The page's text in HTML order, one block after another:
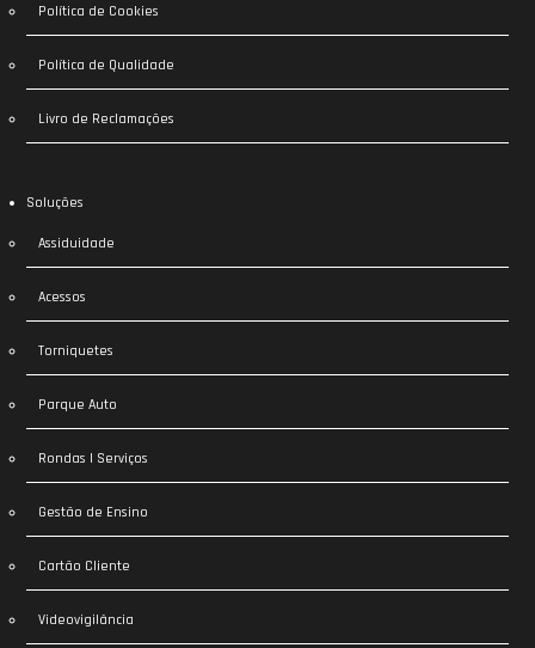
Política de Cookies
Política de Qualidade
Livro de Reclamações
Soluções
Assiduidade
Acessos
Torniquetes
Parque Auto
Rondas | Serviços
Gestão de Ensino
Cartão Cliente
Videovigilância